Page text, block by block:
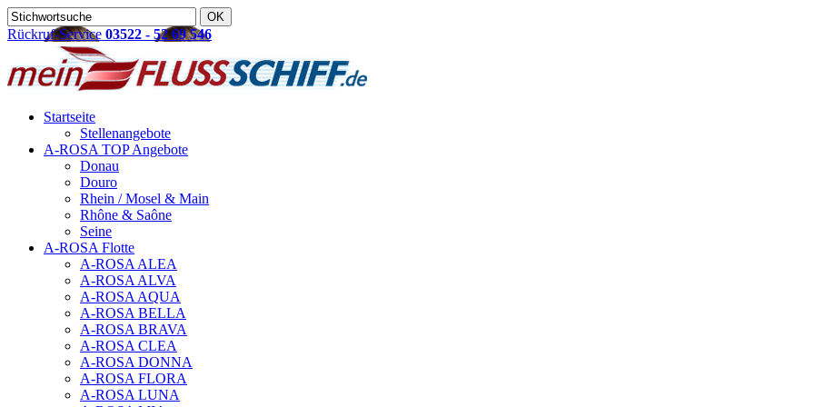
Rückruf-Service 03522 - 52 69 546
Startseite
Stellenangebote
A-ROSA TOP Angebote
Donau
Douro
Rhein / Mosel & Main
Rhône & Saône
Seine
A-ROSA Flotte
A-ROSA ALEA
A-ROSA ALVA
A-ROSA AQUA
A-ROSA BELLA
A-ROSA BRAVA
A-ROSA CLEA
A-ROSA DONNA
A-ROSA FLORA
A-ROSA LUNA